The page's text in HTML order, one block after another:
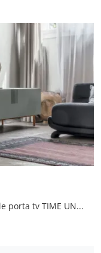
Clicca e ottieni informazioni sul mobile porta tv TIME UNIT TI 107 di Tomasella: realizzato in melaminico, è la scelta ideale per spazi moderni.